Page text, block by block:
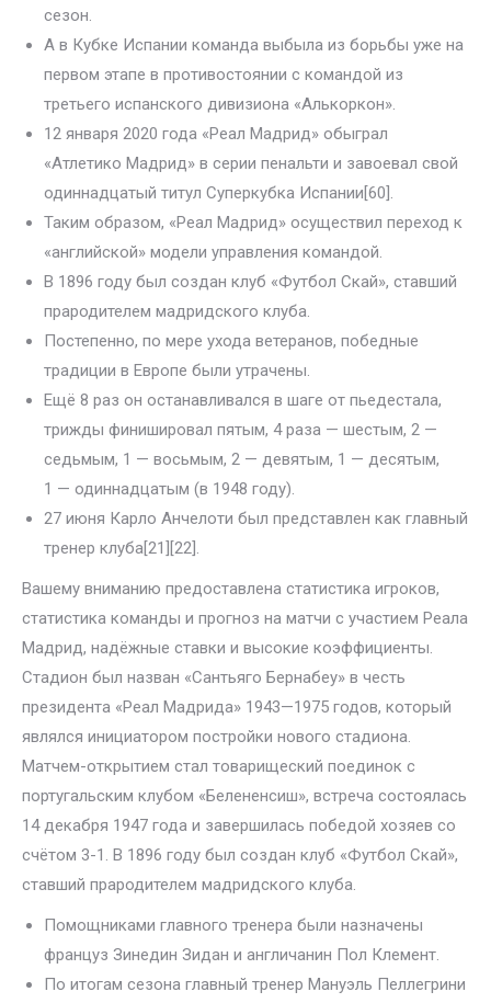
сезон.
А в Кубке Испании команда выбыла из борьбы уже на
первом этапе в противостоянии с командой из
третьего испанского дивизиона «Алькоркон».
12 января 2020 года «Реал Мадрид» обыграл
«Атлетико Мадрид» в серии пенальти и завоевал свой
одиннадцатый титул Суперкубка Испании[60].
Таким образом, «Реал Мадрид» осуществил переход к
«английской» модели управления командой.
В 1896 году был создан клуб «Футбол Скай», ставший
прародителем мадридского клуба.
Постепенно, по мере ухода ветеранов, победные
традиции в Европе были утрачены.
Ещё 8 раз он останавливался в шаге от пьедестала,
трижды финишировал пятым, 4 раза — шестым, 2 —
седьмым, 1 — восьмым, 2 — девятым, 1 — десятым,
1 — одиннадцатым (в 1948 году).
27 июня Карло Анчелоти был представлен как главный
тренер клуба[21][22].
Вашему вниманию предоставлена статистика игроков,
статистика команды и прогноз на матчи с участием Реала
Мадрид, надёжные ставки и высокие коэффициенты.
Стадион был назван «Сантьяго Бернабеу» в честь
президента «Реал Мадрида» 1943—1975 годов, который
являлся инициатором постройки нового стадиона.
Матчем-открытием стал товарищеский поединок с
португальским клубом «Белененсиш», встреча состоялась
14 декабря 1947 года и завершилась победой хозяев со
счётом 3-1. В 1896 году был создан клуб «Футбол Скай»,
ставший прародителем мадридского клуба.
Помощниками главного тренера были назначены
француз Зинедин Зидан и англичанин Пол Клемент.
По итогам сезона главный тренер Мануэль Пеллегрини